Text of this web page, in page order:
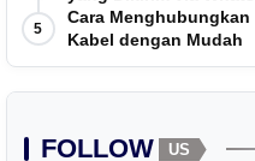
5
Cara
Kabel dengan Mudah
FOLLOW US